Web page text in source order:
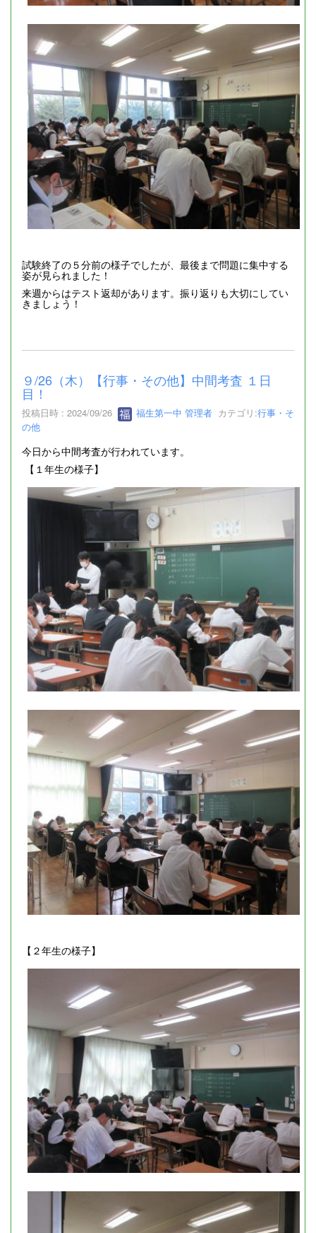
試験終了の５分前の様子でしたが、最後まで問題に集中する
姿が見られました！
来週からはテスト返却があります。振り返りも大切にしてい
きましょう！
９/26（木）【行事・その他】中間考査 １日
目！
投稿日時 : 2024/09/26 福生第一中 管理者 カテゴリ:行事・そ
の他
今日から中間考査が行われています。
【１年生の様子】
【２年生の様子】